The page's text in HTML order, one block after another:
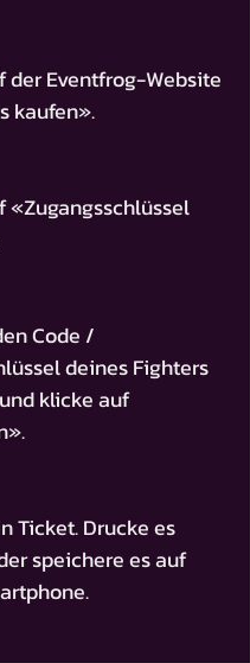
der Eventfrog-Website
kaufen».
«Zugangsschlüssel
Code /
deines Fighters
klicke auf
Ticket. Drucke es
speichere es auf